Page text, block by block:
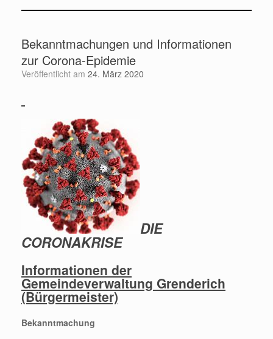
Bekanntmachungen und Informationen
zur Corona-Epidemie
Veröffentlicht am 24. März 2020
DIE
CORONAKRISE
Informationen der
Gemeindeverwaltung Grenderich
(Bürgermeister)
Bekanntmachung